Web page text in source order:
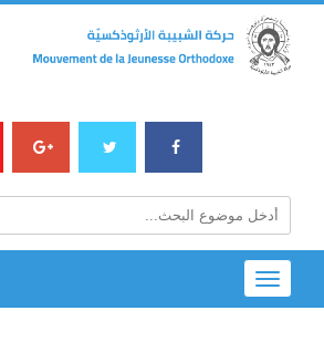
Toggle
navigation